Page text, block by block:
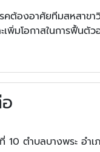
คต้องอาศัยทีมสหสาข
เพิ่มโอกาสในการฟื้นตั
10 ตำบลบางพระ อำเ